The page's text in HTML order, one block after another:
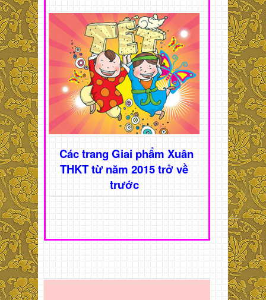
Các trang Giai phẩm Xuân
THKT từ năm 2015 trở về
trước